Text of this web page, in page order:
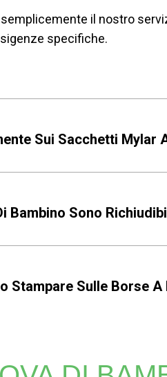
il nostro
specifiche.
Sui Sacchetti Mylar
Bambino Sono
Stampare Sulle Borse A